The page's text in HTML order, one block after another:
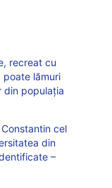
recreat cu
poate lămuri
din populaţia
cel
din
–